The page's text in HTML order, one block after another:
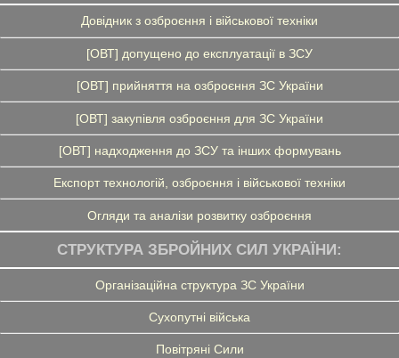
Довідник з озброєння і військової техніки
[ОВТ] допущено до експлуатації в ЗСУ
[ОВТ] прийняття на озброєння ЗС України
[ОВТ] закупівля озброєння для ЗС України
[ОВТ] надходження до ЗСУ та інших формувань
Експорт технологій, озброєння і військової техніки
Огляди та аналізи розвитку озброєння
СТРУКТУРА ЗБРОЙНИХ СИЛ УКРАЇНИ:
Організаційна структура ЗС України
Сухопутні війська
Повітряні Сили